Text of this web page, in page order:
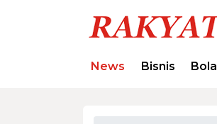
News Bisnis Bola